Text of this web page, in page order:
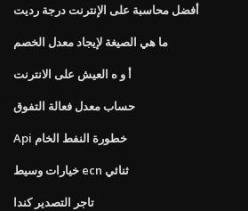
أفضل محاسبة على الإنترنت درجة رديت
ما هي الصيغة لإيجاد معدل الخصم
أ و ه العيش على الانترنت
حساب معدل فعالة التفوق
Api خطورة النفط الخام
خيارات وسيط ecn ثنائي
تاجر التصدير كندا